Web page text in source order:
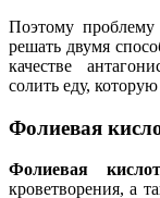
Поэтому
решать двумя
качестве
солить еду,
Фолиевая
Фолиевая
кроветворения, а